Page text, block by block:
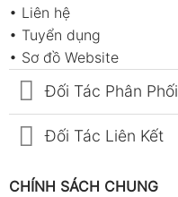
• Liên hệ
• Tuyển dụng
• Sơ đồ Website
Đối Tác Phân Phối
Đối Tác Liên Kết
CHÍNH SÁCH CHUNG